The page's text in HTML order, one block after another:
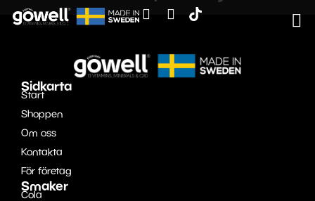
Sidkarta
Start
Shoppen
Om oss
Kontakta
För företag
Smaker
Cola